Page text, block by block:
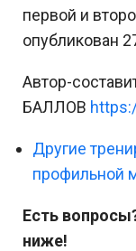
первой и
опубликован
Автор-
БАЛЛОВ
Другие
профильной
Есть
ниже!